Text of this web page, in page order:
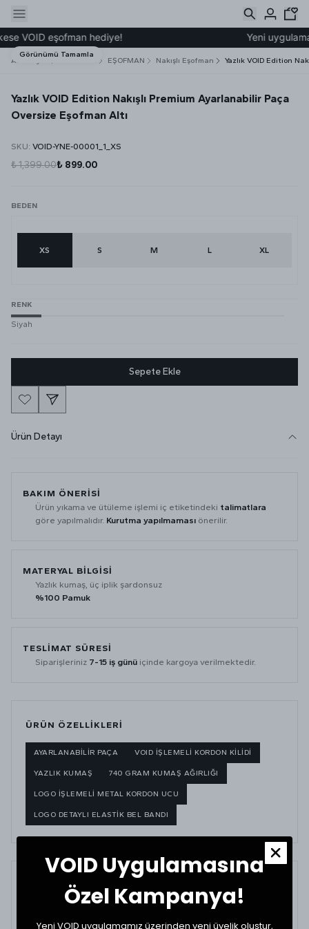
VOID eşofman hediye! Yeni
Ana Sayfa ALT GİYİM EŞOFMAN Nakışlı Eşofman Yazlık VOID Edition
Görünümü Tamamla
Yazlık VOID Edition Nakışlı Premium Ayarlanabilir Paça
Oversize Eşofman Altı
SKU: VOID-YNE-00001_1_XS
₺ 1,399.00₺ 899.00
BEDEN
XS S M L XL
RENK
Siyah
Sepete Ekle
Ürün Detayı
BAKIM ÖNERİSİ
Ürün yıkama ve ütüleme işlemi iç etiketindeki talimatlara
göre yapılmalıdır. Kurutma yapılmaması önerilir.
MATERYAL BİLGİSİ
Yazlık kumaş, üç iplik şardonsuz
%100 Pamuk
TESLİMAT SÜRESİ
Siparişleriniz 7-15 iş günü içinde kargoya verilmektedir.
ÜRÜN ÖZELLİKLERİ
AYARLANABİLİR PAÇA VOID İŞLEMELİ KORDON KİLİDİ
YAZLIK KUMAŞ 740 GRAM KUMAŞ AĞIRLIĞI
LOGO İŞLEMELİ METAL KORDON UCU
LOGO DETAYLI ELASTİK BEL BANDI
BEDEN VE UYUMLULUK
— Manken kilosu:
65 kg
Kadın manken boyu:173 cm— Kadın manken kilosu:61 kg
VOID Uygulamasına
Özel Kampanya!
Yeni VOID uygulamamız üzerinden yeni üyelik oluştur,